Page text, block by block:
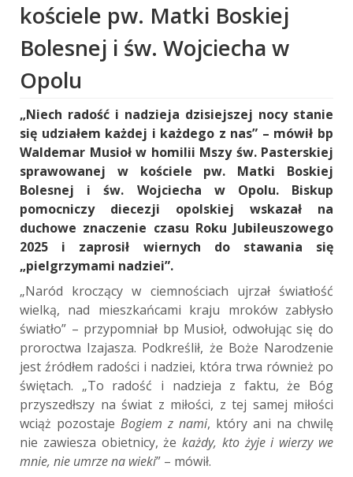
kościele pw. Matki Boskiej
Bolesnej i św. Wojciecha w
Opolu
„Niech radość i nadzieja dzisiejszej nocy stanie
się udziałem każdej i każdego z nas” – mówił bp
Waldemar Musioł w homilii Mszy św. Pasterskiej
sprawowanej w kościele pw. Matki Boskiej
Bolesnej i św. Wojciecha w Opolu. Biskup
pomocniczy diecezji opolskiej wskazał na
duchowe znaczenie czasu Roku Jubileuszowego
2025 i zaprosił wiernych do stawania się
„pielgrzymami nadziei”.
„Naród kroczący w ciemnościach ujrzał światłość
wielką, nad mieszkańcami kraju mroków zabłysło
światło” – przypomniał bp Musioł, odwołując się do
proroctwa Izajasza. Podkreślił, że Boże Narodzenie
jest źródłem radości i nadziei, która trwa również po
świętach. „To radość i nadzieja z faktu, że Bóg
przyszedłszy na świat z miłości, z tej samej miłości
wciąż pozostaje Bogiem z nami, który ani na chwilę
nie zawiesza obietnicy, żekażdy, kto żyje i wierzy we
mnie, nie umrze na wieki” – mówił.